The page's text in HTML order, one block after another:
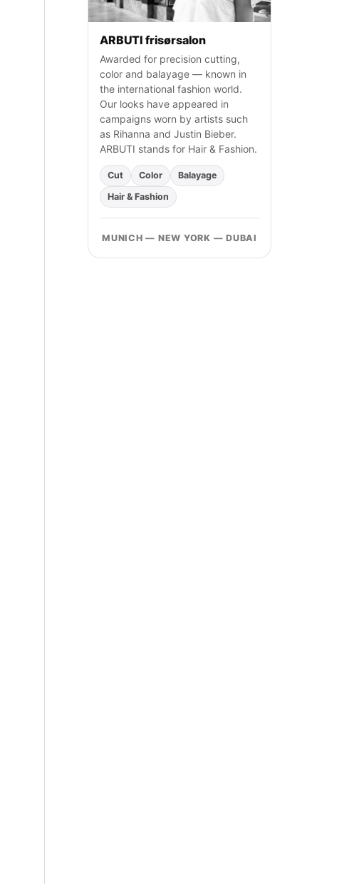
ARBUTI frisørsalon
Awarded for precision cutting,
color and balayage — known in
the international fashion world.
Our looks have appeared in
campaigns worn by artists such
as Rihanna and Justin Bieber.
ARBUTI stands for Hair & Fashion.
Cut Color
Balayage
Hair & Fashion
MUNICH — NEW YORK — DUBAI